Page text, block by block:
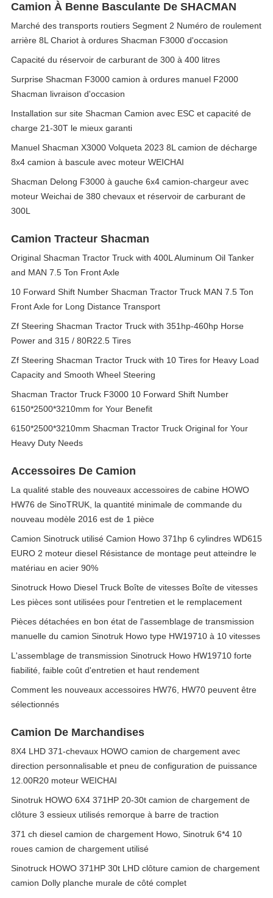
Camion À Benne Basculante De SHACMAN
Marché des transports routiers Segment 2 Numéro de roulement
arrière 8L Chariot à ordures Shacman F3000 d'occasion
Capacité du réservoir de carburant de 300 à 400 litres
Surprise Shacman F3000 camion à ordures manuel F2000
Shacman livraison d'occasion
Installation sur site Shacman Camion avec ESC et capacité de
charge 21-30T le mieux garanti
Manuel Shacman X3000 Volqueta 2023 8L camion de décharge
8x4 camion à bascule avec moteur WEICHAI
Shacman Delong F3000 à gauche 6x4 camion-chargeur avec
moteur Weichai de 380 chevaux et réservoir de carburant de
300L
Camion Tracteur Shacman
Original Shacman Tractor Truck with 400L Aluminum Oil Tanker
and MAN 7.5 Ton Front Axle
10 Forward Shift Number Shacman Tractor Truck MAN 7.5 Ton
Front Axle for Long Distance Transport
Zf Steering Shacman Tractor Truck with 351hp-460hp Horse
Power and 315 / 80R22.5 Tires
Zf Steering Shacman Tractor Truck with 10 Tires for Heavy Load
Capacity and Smooth Wheel Steering
Shacman Tractor Truck F3000 10 Forward Shift Number
6150*2500*3210mm for Your Benefit
6150*2500*3210mm Shacman Tractor Truck Original for Your
Heavy Duty Needs
Accessoires De Camion
La qualité stable des nouveaux accessoires de cabine HOWO
HW76 de SinoTRUK, la quantité minimale de commande du
nouveau modèle 2016 est de 1 pièce
Camion Sinotruck utilisé Camion Howo 371hp 6 cylindres WD615
EURO 2 moteur diesel Résistance de montage peut atteindre le
matériau en acier 90%
Sinotruck Howo Diesel Truck Boîte de vitesses Boîte de vitesses
Les pièces sont utilisées pour l'entretien et le remplacement
Pièces détachées en bon état de l'assemblage de transmission
manuelle du camion Sinotruk Howo type HW19710 à 10 vitesses
L'assemblage de transmission Sinotruck Howo HW19710 forte
fiabilité, faible coût d'entretien et haut rendement
Comment les nouveaux accessoires HW76, HW70 peuvent être
sélectionnés
Camion De Marchandises
8X4 LHD 371-chevaux HOWO camion de chargement avec
direction personnalisable et pneu de configuration de puissance
12.00R20 moteur WEICHAI
Sinotruk HOWO 6X4 371HP 20-30t camion de chargement de
clôture 3 essieux utilisés remorque à barre de traction
371 ch diesel camion de chargement Howo, Sinotruk 6*4 10
roues camion de chargement utilisé
Sinotruck HOWO 371HP 30t LHD clôture camion de chargement
camion Dolly planche murale de côté complet